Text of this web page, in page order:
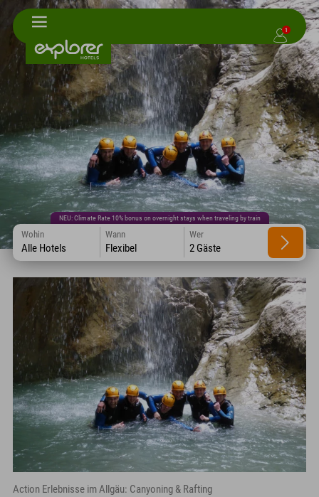
1
NEU: Climate Rate 10% bonus on overnight stays when traveling by train
Wohin
Alle Hotels
Wann
Flexibel
Wer
2 Gäste
Action Erlebnisse im Allgäu: Canyoning & Rafting